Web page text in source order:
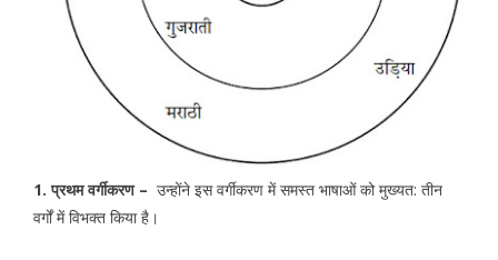
1. प्रथम वर्गीकरण – उन्होंने इस वर्गीकरण में समस्त भाषाओं को मुख्यत: तीन
वर्गों में विभक्त किया है।